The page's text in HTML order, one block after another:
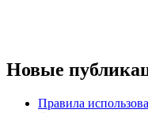
Новые
Правила